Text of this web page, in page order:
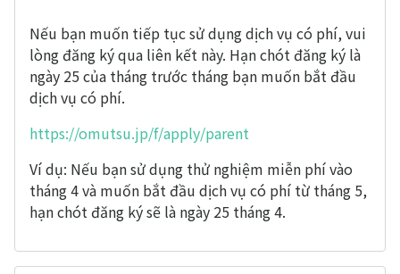
Nếu bạn muốn tiếp tục sử dụng dịch vụ có phí, vui
lòng đăng ký qua liên kết này. Hạn chót đăng ký là
ngày 25 của tháng trước tháng bạn muốn bắt đầu
dịch vụ có phí.
https://omutsu.jp/f/apply/parent
Ví dụ: Nếu bạn sử dụng thử nghiệm miễn phí vào
tháng 4 và muốn bắt đầu dịch vụ có phí từ tháng 5,
hạn chót đăng ký sẽ là ngày 25 tháng 4.